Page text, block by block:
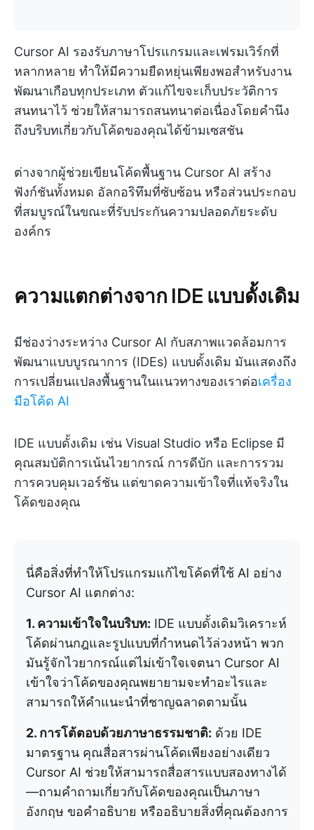
Cursor AI รองรับภาษาโปรแกรมและเฟรมเวิร์กที่
หลากหลาย ทำให้มีความยืดหยุ่นเพียงพอสำหรับงาน
พัฒนาเกือบทุกประเภท ตัวแก้ไขจะเก็บประวัติการ
สนทนาไว้ ช่วยให้สามารถสนทนาต่อเนื่องโดยคำนึง
ถึงบริบทเกี่ยวกับโค้ดของคุณได้ข้ามเซสชัน
ต่างจากผู้ช่วยเขียนโค้ดพื้นฐาน Cursor AI สร้าง
ฟังก์ชันทั้งหมด อัลกอริทึมที่ซับซ้อน หรือส่วนประกอบ
ที่สมบูรณ์ในขณะที่รับประกันความปลอดภัยระดับ
องค์กร
ความแตกต่างจาก IDE แบบดั้งเดิม
มีช่องว่างระหว่าง Cursor AI กับสภาพแวดล้อมการ
พัฒนาแบบบูรณาการ (IDEs) แบบดั้งเดิม มันแสดงถึง
การเปลี่ยนแปลงพื้นฐานในแนวทางของเราต่อเครื่อง
มือโค้ด AI
IDE แบบดั้งเดิม เช่น Visual Studio หรือ Eclipse มี
คุณสมบัติการเน้นไวยากรณ์ การดีบัก และการรวม
การควบคุมเวอร์ชัน แต่ขาดความเข้าใจที่แท้จริงใน
โค้ดของคุณ
นี่คือสิ่งที่ทำให้โปรแกรมแก้ไขโค้ดที่ใช้ AI อย่าง
Cursor AI แตกต่าง:
1. ความเข้าใจในบริบท: IDE แบบดั้งเดิมวิเคราะห์
โค้ดผ่านกฎและรูปแบบที่กำหนดไว้ล่วงหน้า พวก
มันรู้จักไวยากรณ์แต่ไม่เข้าใจเจตนา Cursor AI
เข้าใจว่าโค้ดของคุณพยายามจะทำอะไรและ
สามารถให้คำแนะนำที่ชาญฉลาดตามนั้น
2. การโต้ตอบด้วยภาษาธรรมชาติ: ด้วย IDE
มาตรฐาน คุณสื่อสารผ่านโค้ดเพียงอย่างเดียว
Cursor AI ช่วยให้สามารถสื่อสารแบบสองทางได้
—ถามคำถามเกี่ยวกับโค้ดของคุณเป็นภาษา
อังกฤษ ขอคำอธิบาย หรืออธิบายสิ่งที่คุณต้องการ